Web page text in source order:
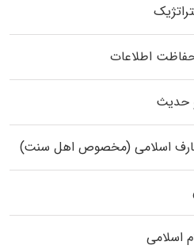
اطلاعات
حدیث
اسلامی (مخصوص اهل سنت)
اسلامی